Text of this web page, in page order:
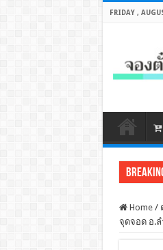
FRIDAY ,
Home /
จุดจอด อ.